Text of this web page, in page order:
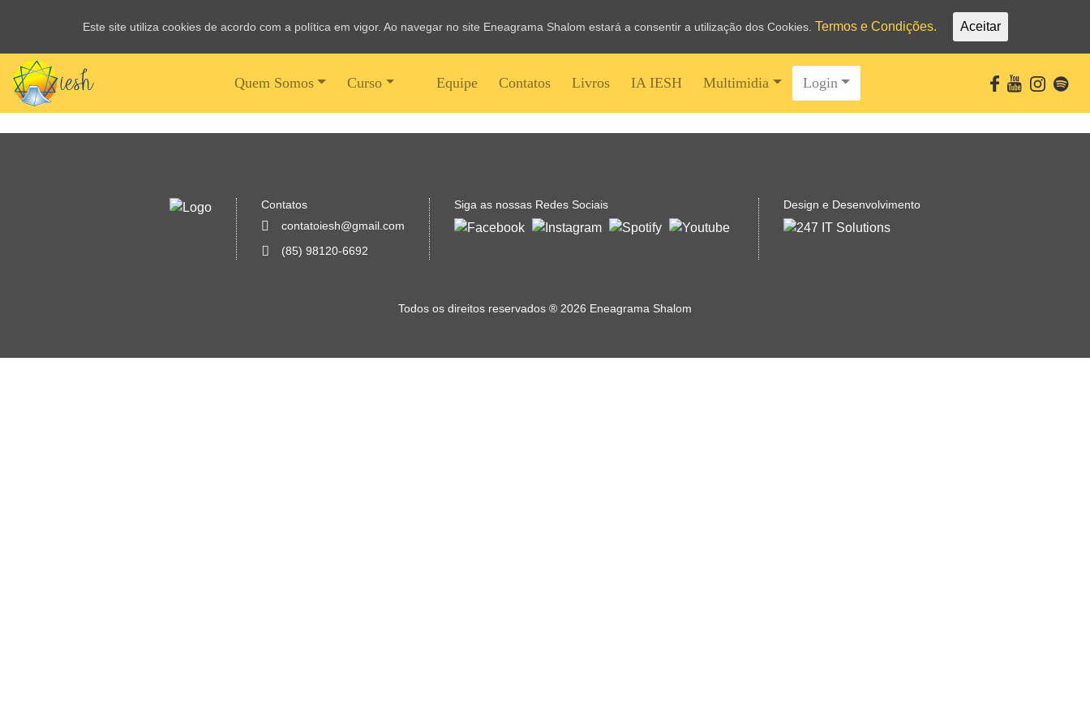
Quem Somos Curso Equipe Contatos Livros IA IESH Multimidia Login
Contatos
contatoiesh@gmail.com
(85) 98120-6692
Siga as nossas Redes Sociais Design e Desenvolvimento
Todos os direitos reservados ® 2026 Eneagrama Shalom
Este site utiliza cookies de acordo com a política em vigor. Ao navegar no site Eneagrama Shalom estará a consentir a utilização dos Cookies. Termos e Condições. Aceitar